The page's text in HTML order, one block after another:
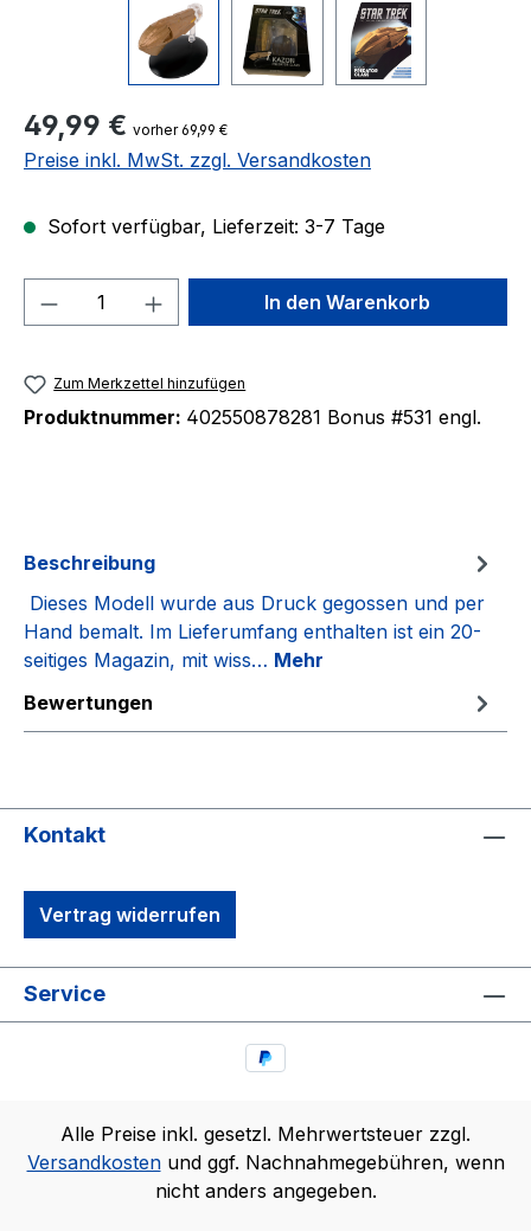
Regulärer Preis:
49,99 € vorher 69,99 €
Preise inkl. MwSt. zzgl. Versandkosten
Sofort verfügbar, Lieferzeit: 3-7 Tage
Produkt Anzahl: Gib denIn den Warenkorb
Zum Merkzettel hinzufügen
Produktnummer: 402550878281 Bonus #531 engl.
Beschreibung
Dieses Modell wurde aus Druck gegossen und per
Hand bemalt. Im Lieferumfang enthalten ist ein 20-
seitiges Magazin, mit wiss… Mehr
Bewertungen
Kontakt
Vertrag widerrufen
Service
Alle Preise inkl. gesetzl. Mehrwertsteuer zzgl.
Versandkostenund ggf. Nachnahmegebühren, wenn
nicht anders angegeben.